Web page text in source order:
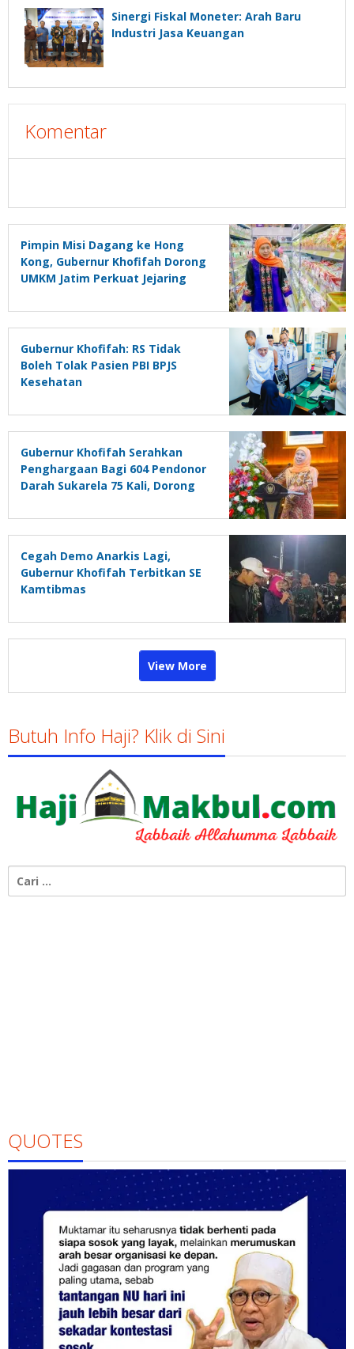
Sinergi Fiskal Moneter: Arah Baru
Industri Jasa Keuangan
Komentar
Pimpin Misi Dagang ke Hong
Kong, Gubernur Khofifah Dorong
UMKM Jatim Perkuat Jejaring
Gubernur Khofifah: RS Tidak
Boleh Tolak Pasien PBI BPJS
Kesehatan
Gubernur Khofifah Serahkan
Penghargaan Bagi 604 Pendonor
Darah Sukarela 75 Kali, Dorong
PMR
Cegah Demo Anarkis Lagi,
Gubernur Khofifah Terbitkan SE
Kamtibmas
View More
Butuh Info Haji? Klik di Sini
untuk:
QUOTES